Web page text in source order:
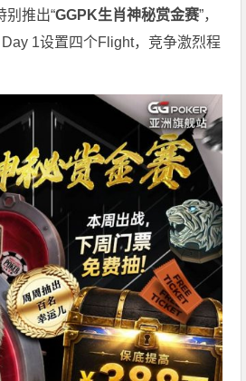
别推出“GGPK生肖神秘赏金赛”，
Day 1设置四个Flight，竞争激烈程